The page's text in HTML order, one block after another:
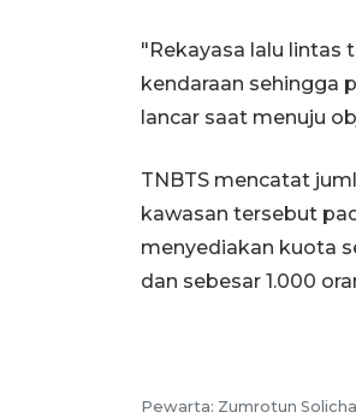
"Rekayasa lalu lintas
kendaraan sehingga
lancar saat menuju
TNBTS mencatat
kawasan tersebut
menyediakan kuota
dan sebesar 1.000
Pewarta: Zumrotun